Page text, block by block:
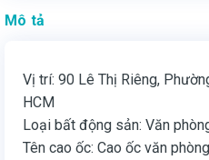
Mô tả
Vị trí: 90 Lê Thị Riêng,
HCM
Loại bất động sản: Văn
Tên cao ốc: Cao ốc văn